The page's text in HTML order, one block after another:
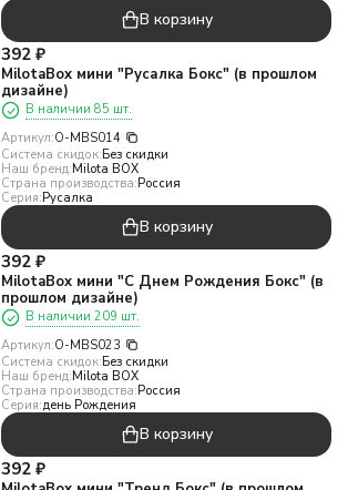
В корзину
392 ₽
MilotaBox мини "Русалка Бокс" (в прошлом
дизайне)
В наличии 85 шт.
Артикул:O-MBS014
Система скидок:Без скидки
Наш бренд:Milota BOX
Страна производства:Россия
Серия:Русалка
В корзину
392 ₽
MilotaBox мини "С Днем Рождения Бокс" (в
прошлом дизайне)
В наличии 209 шт.
Артикул:O-MBS023
Система скидок:Без скидки
Наш бренд:Milota BOX
Страна производства:Россия
Серия:день Рождения
В корзину
392 ₽